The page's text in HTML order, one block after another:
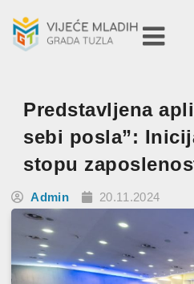
Predstavljena
sebi posla”:
stopu
Admin 20.11.2024